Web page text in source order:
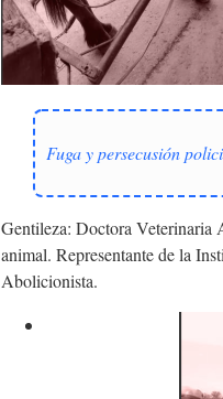
Fuga y persecusión
Gentileza: Doctora Veterinaria
animal. Representante de la
Abolicionista.